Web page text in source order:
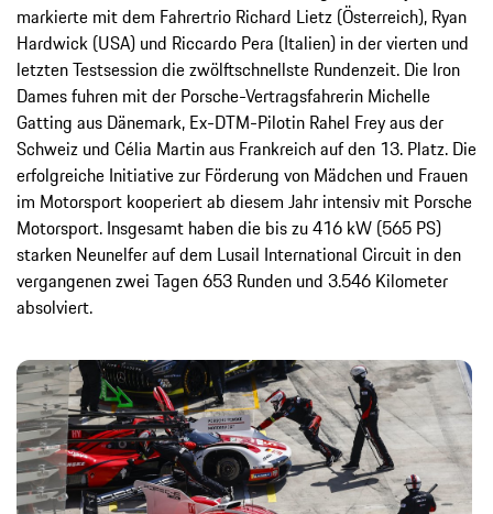
markierte mit dem Fahrertrio Richard Lietz (Österreich), Ryan
Hardwick (USA) und Riccardo Pera (Italien) in der vierten und
letzten Testsession die zwölftschnellste Rundenzeit. Die Iron
Dames fuhren mit der Porsche-Vertragsfahrerin Michelle
Gatting aus Dänemark, Ex-DTM-Pilotin Rahel Frey aus der
Schweiz und Célia Martin aus Frankreich auf den 13. Platz. Die
erfolgreiche Initiative zur Förderung von Mädchen und Frauen
im Motorsport kooperiert ab diesem Jahr intensiv mit Porsche
Motorsport. Insgesamt haben die bis zu 416 kW (565 PS)
starken Neunelfer auf dem Lusail International Circuit in den
vergangenen zwei Tagen 653 Runden und 3.546 Kilometer
absolviert.